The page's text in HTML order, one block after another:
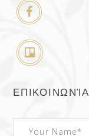
ΕΠΙΚΟΙΝΩΝΊΑ